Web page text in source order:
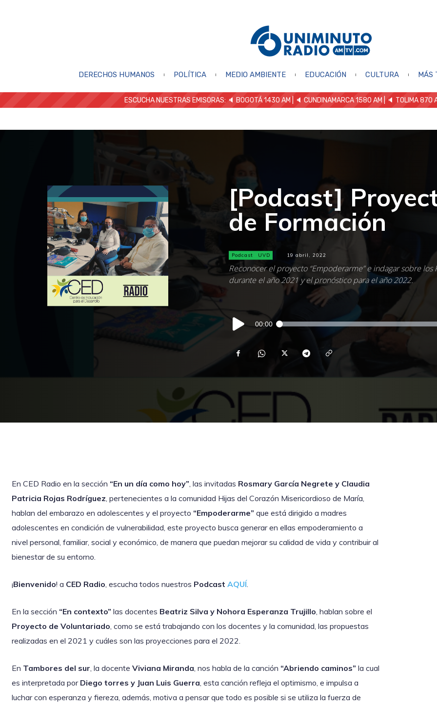
DERECHOS HUMANOS POLÍTICA MEDIO AMBIENTE EDUCACIÓN CULTURA MÁS
ESCUCHA NUESTRAS EMISORAS: 🔈 BOGOTÁ 1430 AM | 🔈 CUNDINAMARCA 1580 AM | 🔈 TOLIMA 870
[Podcast]
de Formación
Podcast UVD 19 abril, 2022
Reconocer el proyecto “Empoderarme” e indagar sobre los
durante el año 2021 y el pronóstico para el año 2022.
Reproductor
de
audio
00:00
En CED Radio en la sección “En un día como hoy” , las invitadas Rosmary García Negrete y Claudia
Patricia Rojas Rodríguez , pertenecientes a la comunidad Hijas del Corazón Misericordioso de María,
hablan del embarazo en adolescentes y el proyecto “Empoderarme” que está dirigido a madres
adolescentes en condición de vulnerabilidad, este proyecto busca generar en ellas empoderamiento a
nivel personal, familiar, social y económico, de manera que puedan mejorar su calidad de vida y contribuir al
bienestar de su entorno.
¡Bienvenido! a CED Radio , escucha todos nuestros Podcast AQUÍ
En la sección “En contexto” las docentes Beatriz Silva y Nohora Esperanza Trujillo , hablan sobre el
Proyecto de Voluntariado , como se está trabajando con los docentes y la comunidad, las propuestas
realizadas en el 2021 y cuáles son las proyecciones para el 2022.
En Tambores del sur , la docente Viviana Miranda , nos habla de la canción “Abriendo caminos” la cual
es interpretada por Diego torres y Juan Luis Guerra , esta canción refleja el optimismo, e impulsa a
luchar con esperanza y fiereza, además, motiva a pensar que todo es posible si se utiliza la fuerza de